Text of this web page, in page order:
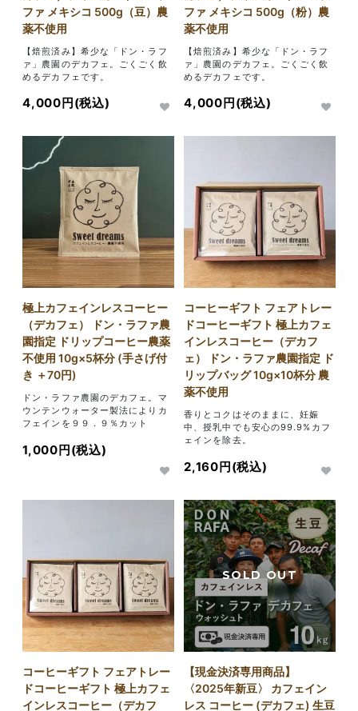
ファ メキシコ 500g（豆）農
薬不使用
【焙煎済み】希少な「ドン・ラフ
ァ」農園のデカフェ。ごくごく飲
めるデカフェです。
4,000円(税込)
ファ メキシコ 500g（粉）農
薬不使用
【焙煎済み】希少な「ドン・ラフ
ァ」農園のデカフェ。ごくごく飲
めるデカフェです。
4,000円(税込)
極上カフェインレスコーヒー
（デカフェ） ドン・ラファ農
園指定 ドリップコーヒー農薬
不使用 10g×5杯分 (手さげ付
き ＋70円)
ドン・ラファ農園のデカフェ。マ
ウンテンウォーター製法によりカ
フェインを９９．９％カット
1,000円(税込)
コーヒーギフト フェアトレー
ドコーヒーギフト 極上カフェ
インレスコーヒー（デカフ
ェ） ドン・ラファ農園指定 ド
リップバッグ 10g×10杯分 農
薬不使用
香りとコクはそのままに、妊娠
中、授乳中でも安心の99.9%カフ
ェインを除去。
2,160円(税込)
コーヒーギフト フェアトレー
ドコーヒーギフト 極上カフェ
インレスコーヒー（デカフ
【現金決済専用商品】
〈2025年新豆〉 カフェイン
レス コーヒー (デカフェ) 生豆